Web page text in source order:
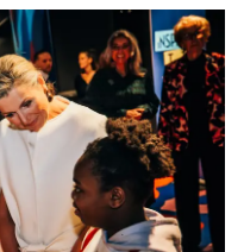
inspiratiesessie Méér Kunst en